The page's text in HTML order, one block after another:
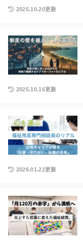
2025.10.20更新
2025.10.16更新
2026.01.22更新